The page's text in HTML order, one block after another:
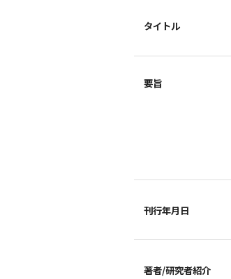
タイトル
要旨
刊行年月日
著者/研究者紹介